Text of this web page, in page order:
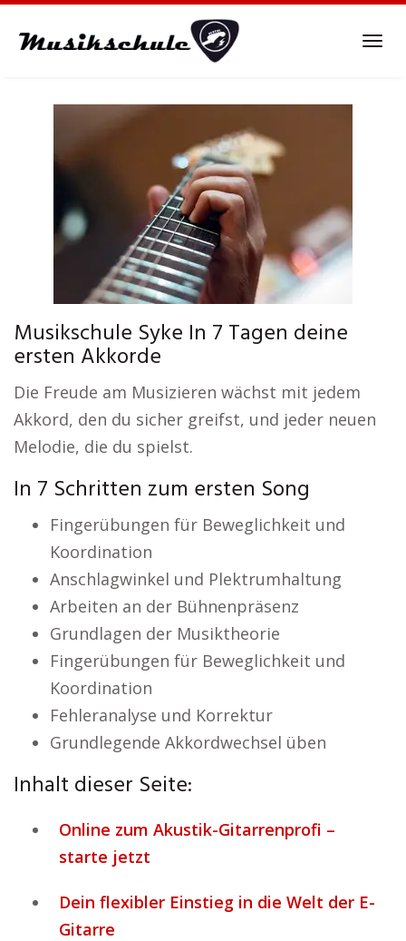
Musikschule Syke In 7 Tagen deine
ersten Akkorde
Die Freude am Musizieren wächst mit jedem
Akkord, den du sicher greifst, und jeder neuen
Melodie, die du spielst.
In 7 Schritten zum ersten Song
Fingerübungen für Beweglichkeit und
Koordination
Anschlagwinkel und Plektrumhaltung
Arbeiten an der Bühnenpräsenz
Grundlagen der Musiktheorie
Fingerübungen für Beweglichkeit und
Koordination
Fehleranalyse und Korrektur
Grundlegende Akkordwechsel üben
Inhalt dieser Seite:
Online zum Akustik-Gitarrenprofi –
starte jetzt
Dein flexibler Einstieg in die Welt der E-
Gitarre